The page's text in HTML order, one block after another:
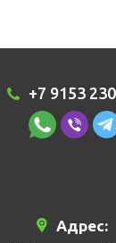
+7 9153
Адрес: